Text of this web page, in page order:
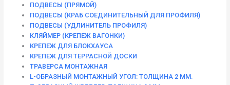
ПОДВЕСЫ (ПРЯМОЙ)
ПОДВЕСЫ (КРАБ СОЕДИНИТЕЛЬНЫЙ ДЛЯ ПРОФИЛЯ)
ПОДВЕСЫ (УДЛИНИТЕЛЬ ПРОФИЛЯ)
КЛЯЙМЕР (КРЕПЕЖ ВАГОНКИ)
КРЕПЕЖ ДЛЯ БЛОКХАУСА
КРЕПЕЖ ДЛЯ ТЕРРАСНОЙ ДОСКИ
ТРАВЕРСА МОНТАЖНАЯ
L-ОБРАЗНЫЙ МОНТАЖНЫЙ УГОЛ: ТОЛЩИНА 2 ММ.